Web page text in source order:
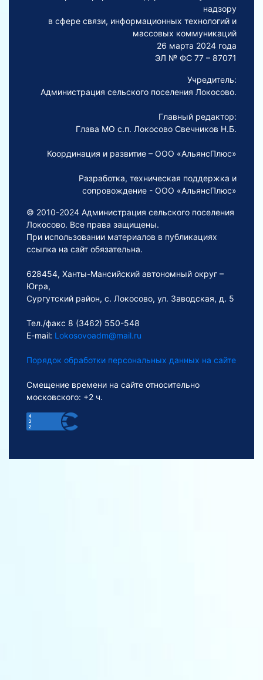
надзору
в сфере связи, информационных технологий и
массовых коммуникаций
26 марта 2024 года
ЭЛ № ФС 77 – 87071
Учредитель:
Администрация сельского поселения Локосово.
Главный редактор:
Глава МО с.п. Локосово Свечников Н.Б.
Координация и развитие – ООО «АльянсПлюс»
Разработка, техническая поддержка и
сопровождение - ООО «АльянсПлюс»
© 2010-2024 Администрация сельского поселения
Локосово. Все права защищены.
При использовании материалов в публикациях
ссылка на сайт обязательна.
628454, Ханты-Мансийский автономный округ –
Югра,
Сургутский район, с. Локосово, ул. Заводская, д. 5
Тел./факс 8 (3462) 550-548
E-mail: Lokosovoadm@mail.ru
Порядок обработки персональных данных на сайте
Смещение времени на сайте относительно
московского: +2 ч.